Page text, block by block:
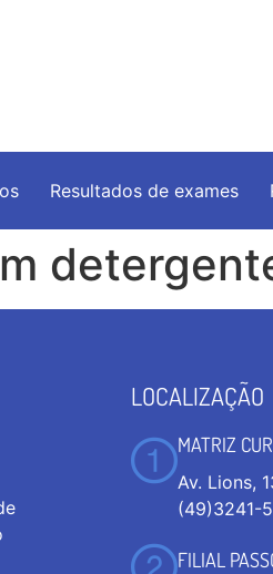
Resultados de exames
LOCALIZAÇÃO
MATRIZ
Av. Lions,
(49)3241-
FILIAL